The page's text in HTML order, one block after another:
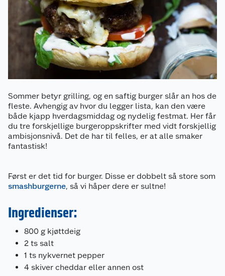
Sommer betyr grilling, og en saftig burger slår an hos de
fleste. Avhengig av hvor du legger lista, kan den være
både kjapp hverdagsmiddag og nydelig festmat. Her får
du tre forskjellige burgeroppskrifter med vidt forskjellig
ambisjonsnivå. Det de har til felles, er at alle smaker
fantastisk!
Først er det tid for burger. Disse er dobbelt så store som
smashburgerne, så vi håper dere er sultne!
Ingredienser:
800 g kjøttdeig
2 ts salt
1 ts nykvernet pepper
4 skiver cheddar eller annen ost